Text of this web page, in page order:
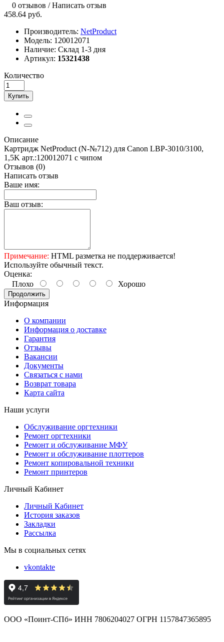
0 отзывов /Написать отзыв
458.64 руб.
Производитель: NetProduct
Модель: 120012071
Наличие: Склад 1-3 дня
Артикул: 15321438
Количество
Купить
Описание
Картридж NetProduct (N-№712) для Canon LBP-3010/3100,
1,5K арт.:120012071 с чипом
Отзывов (0)
Написать отзыв
Ваше имя:
Ваш отзыв:
Примечание: HTML разметка не поддерживается!
Используйте обычный текст.
Оценка:
Плохо
Хорошо
Продолжить
Информация
О компании
Информация о доставке
Гарантия
Отзывы
Вакансии
Документы
Связаться с нами
Возврат товара
Карта сайта
Наши услуги
Обслуживание оргтехники
Ремонт оргтехники
Ремонт и обслуживание МФУ
Ремонт и обслуживание плоттеров
Ремонт копировальной техники
Ремонт принтеров
Личный Кабинет
Личный Кабинет
История заказов
Закладки
Рассылка
Мы в социальных сетях
vkontakte
ООО «Поинт-СПб» ИНН 7806204027 ОГРН 1157847365895